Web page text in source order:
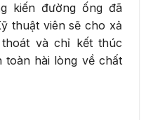
kiến đường ống đã
thuật viên sẽ cho xả
và chỉ kết thúc
toàn hài lòng về chất